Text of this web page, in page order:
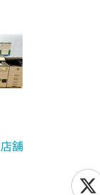
舗